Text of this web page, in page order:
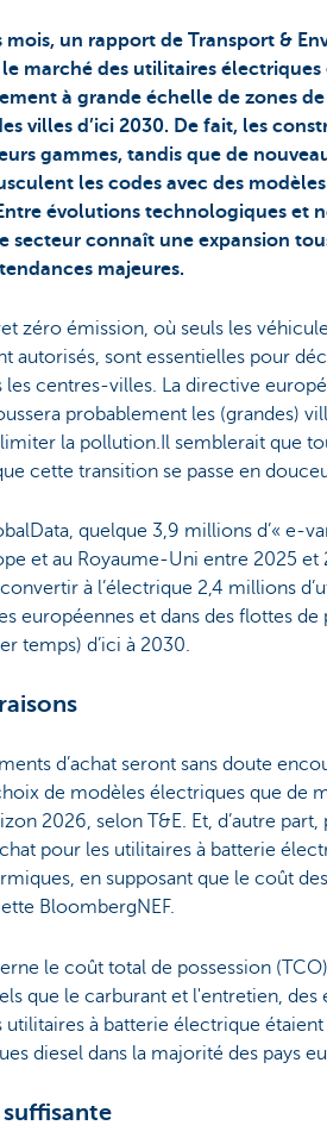
mois, un rapport de Transport &
marché des utilitaires électriques
à grande échelle de zones
villes d’ici 2030. De fait, les
gammes, tandis que de
les codes avec des
évolutions technologiques et
secteur connaît une expansion
majeures.
zéro émission, où seuls les
autorisés, sont essentielles pour
les centres-villes. La directive
probablement les (grandes)
la pollution.Il semblerait que
cette transition se passe en
quelque 3,9 millions d’« e-
et au Royaume-Uni entre 2025 et
à l’électrique 2,4 millions
européennes et dans des flottes
temps) d’ici à 2030.
d’achat seront sans doute
de modèles électriques que de
2026, selon T&E. Et, d’autre
pour les utilitaires à batterie
en supposant que le coût
BloombergNEF.
le coût total de possession
que le carburant et l'entretien, des
utilitaires à batterie électrique
diesel dans la majorité des pays